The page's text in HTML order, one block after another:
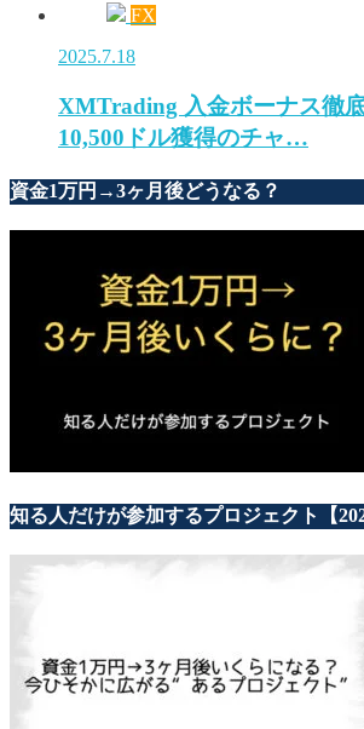
FX
2025.7.18
XMTrading 入金ボーナス徹
10,500ドル獲得のチャ…
資金1万円→3ヶ月後どうなる？
知る人だけが参加するプロジェクト【